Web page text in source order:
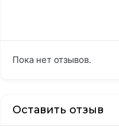
Пока нет отзывов.
Оставить отзыв